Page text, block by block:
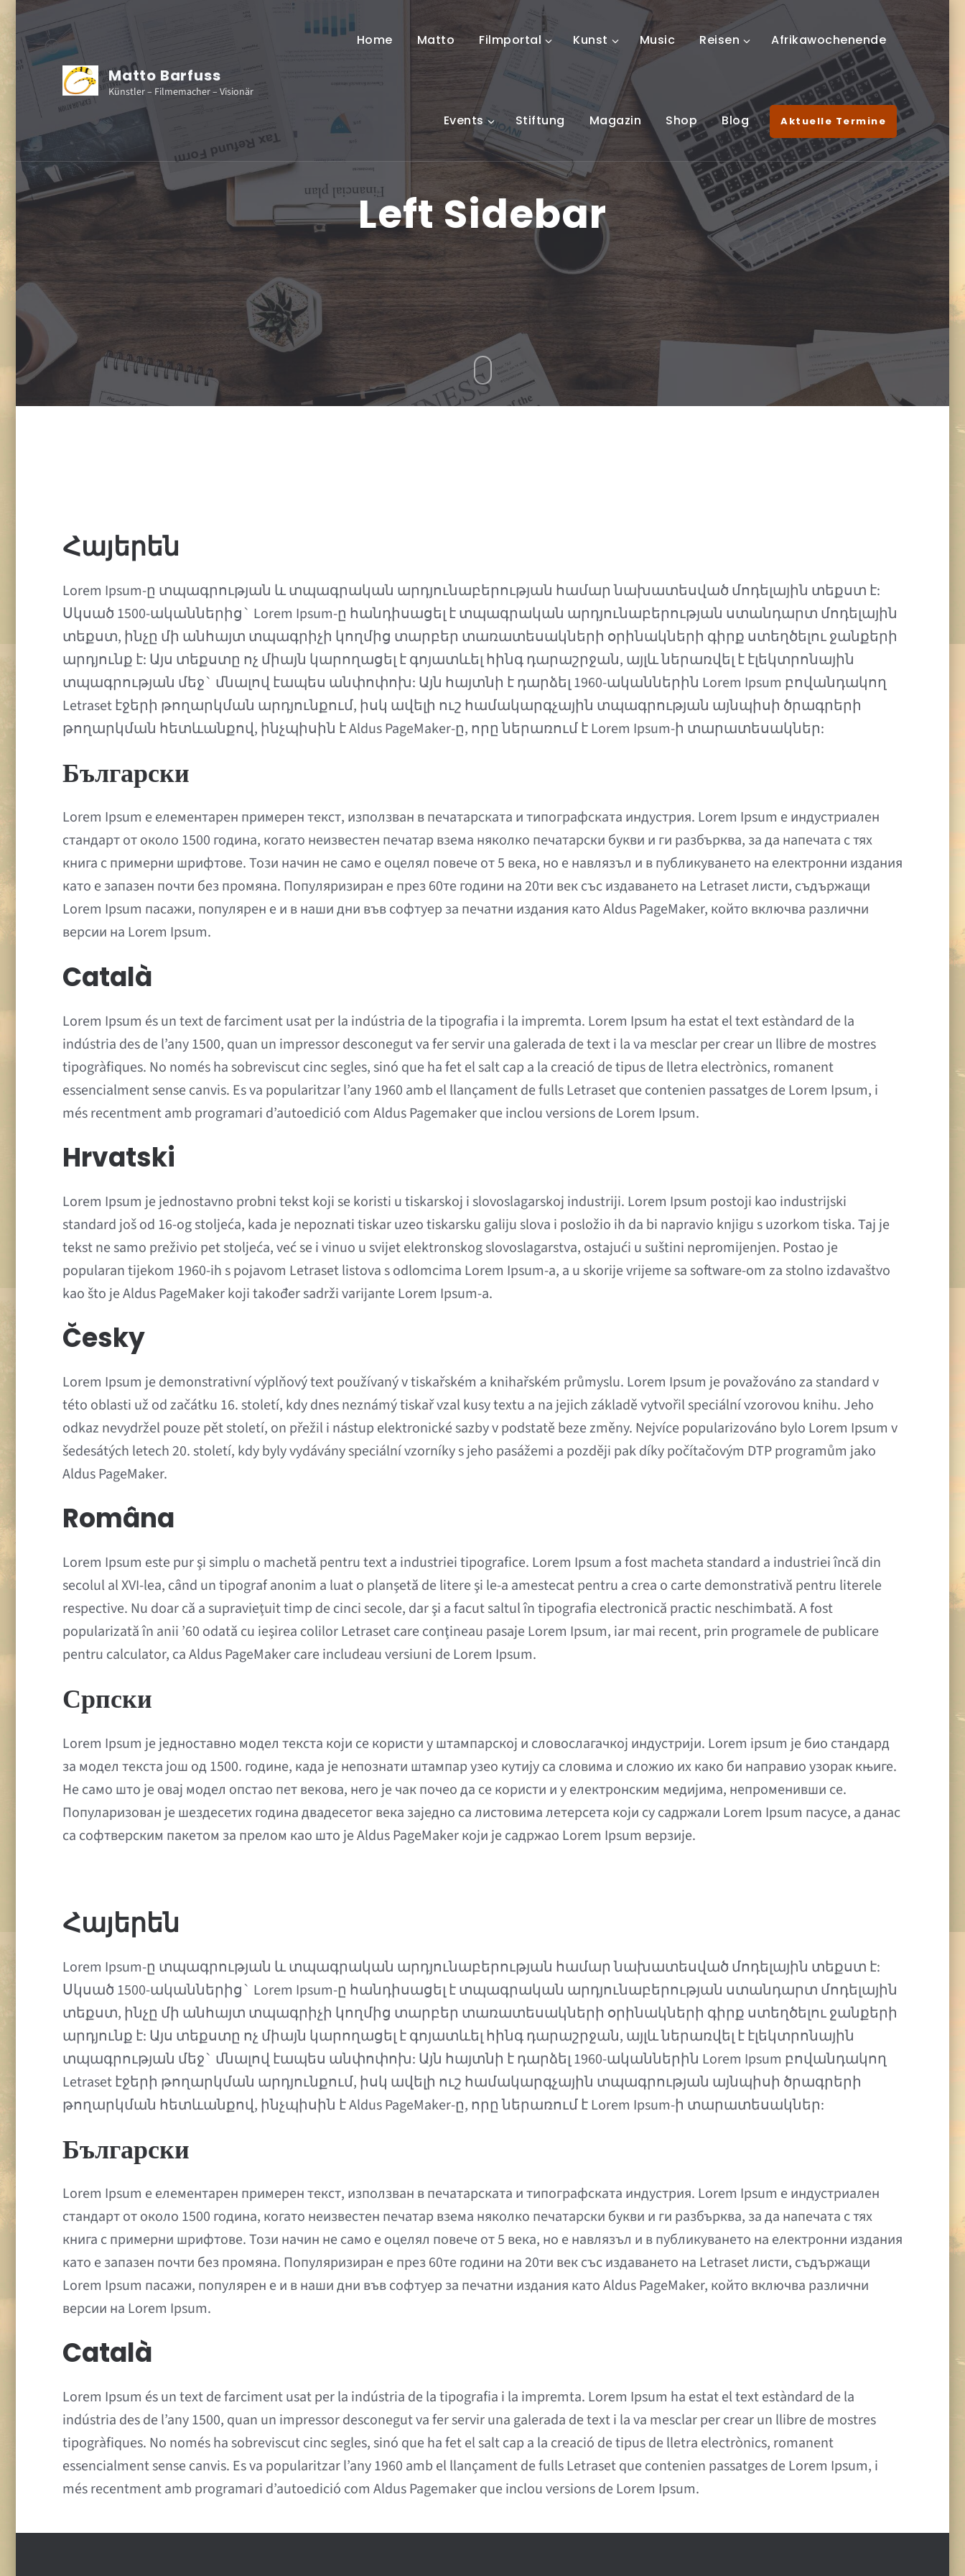
Matto Barfuss
Künstler – Filmemacher – Visionär
Home Matto Filmportal Kunst Music Reisen Afrikawochenende
Events Stiftung Magazin Shop Blog Aktuelle Termine
Left Sidebar
Հայերեն
Lorem Ipsum-ը տպագրության և տպագրական արդյունաբերության համար նախատեսված մոդելային տեքստ է:
Սկսած 1500-ականներից` Lorem Ipsum-ը հանդիսացել է տպագրական արդյունաբերության ստանդարտ մոդելային
տեքստ, ինչը մի անհայտ տպագրիչի կողմից տարբեր տառատեսակների օրինակների գիրք ստեղծելու ջանքերի
արդյունք է: Այս տեքստը ոչ միայն կարողացել է գոյատևել հինգ դարաշրջան, այլև ներառվել է էլեկտրոնային
տպագրության մեջ` մնալով էապես անփոփոխ: Այն հայտնի է դարձել 1960-ականներին Lorem Ipsum բովանդակող
Letraset էջերի թողարկման արդյունքում, իսկ ավելի ուշ համակարգչային տպագրության այնպիսի ծրագրերի
թողարկման հետևանքով, ինչպիսին է Aldus PageMaker-ը, որը ներառում է Lorem Ipsum-ի տարատեսակներ:
Български
Lorem Ipsum е елементарен примерен текст, използван в печатарската и типографската индустрия. Lorem Ipsum е индустриален
стандарт от около 1500 година, когато неизвестен печатар взема няколко печатарски букви и ги разбърква, за да напечата с тях
книга с примерни шрифтове. Този начин не само е оцелял повече от 5 века, но е навлязъл и в публикуването на електронни издания
като е запазен почти без промяна. Популяризиран е през 60те години на 20ти век със издаването на Letraset листи, съдържащи
Lorem Ipsum пасажи, популярен е и в наши дни във софтуер за печатни издания като Aldus PageMaker, който включва различни
версии на Lorem Ipsum.
Català
Lorem Ipsum és un text de farciment usat per la indústria de la tipografia i la impremta. Lorem Ipsum ha estat el text estàndard de la
indústria des de l’any 1500, quan un impressor desconegut va fer servir una galerada de text i la va mesclar per crear un llibre de mostres
tipogràfiques. No només ha sobreviscut cinc segles, sinó que ha fet el salt cap a la creació de tipus de lletra electrònics, romanent
essencialment sense canvis. Es va popularitzar l’any 1960 amb el llançament de fulls Letraset que contenien passatges de Lorem Ipsum, i
més recentment amb programari d’autoedició com Aldus Pagemaker que inclou versions de Lorem Ipsum.
Hrvatski
Lorem Ipsum je jednostavno probni tekst koji se koristi u tiskarskoj i slovoslagarskoj industriji. Lorem Ipsum postoji kao industrijski
standard još od 16-og stoljeća, kada je nepoznati tiskar uzeo tiskarsku galiju slova i posložio ih da bi napravio knjigu s uzorkom tiska. Taj je
tekst ne samo preživio pet stoljeća, već se i vinuo u svijet elektronskog slovoslagarstva, ostajući u suštini nepromijenjen. Postao je
popularan tijekom 1960-ih s pojavom Letraset listova s odlomcima Lorem Ipsum-a, a u skorije vrijeme sa software-om za stolno izdavaštvo
kao što je Aldus PageMaker koji također sadrži varijante Lorem Ipsum-a.
Česky
Lorem Ipsum je demonstrativní výplňový text používaný v tiskařském a knihařském průmyslu. Lorem Ipsum je považováno za standard v
této oblasti už od začátku 16. století, kdy dnes neznámý tiskař vzal kusy textu a na jejich základě vytvořil speciální vzorovou knihu. Jeho
odkaz nevydržel pouze pět století, on přežil i nástup elektronické sazby v podstatě beze změny. Nejvíce popularizováno bylo Lorem Ipsum v
šedesátých letech 20. století, kdy byly vydávány speciální vzorníky s jeho pasážemi a později pak díky počítačovým DTP programům jako
Aldus PageMaker.
Româna
Lorem Ipsum este pur şi simplu o machetă pentru text a industriei tipografice. Lorem Ipsum a fost macheta standard a industriei încă din
secolul al XVI-lea, când un tipograf anonim a luat o planşetă de litere şi le-a amestecat pentru a crea o carte demonstrativă pentru literele
respective. Nu doar că a supravieţuit timp de cinci secole, dar şi a facut saltul în tipografia electronică practic neschimbată. A fost
popularizată în anii ’60 odată cu ieşirea colilor Letraset care conţineau pasaje Lorem Ipsum, iar mai recent, prin programele de publicare
pentru calculator, ca Aldus PageMaker care includeau versiuni de Lorem Ipsum.
Српски
Lorem Ipsum је једноставно модел текста који се користи у штампарској и словослагачкој индустрији. Lorem ipsum је био стандард
за модел текста још од 1500. године, када је непознати штампар узео кутију са словима и сложио их како би направио узорак књиге.
Не само што је овај модел опстао пет векова, него је чак почео да се користи и у електронским медијима, непроменивши се.
Популаризован је шездесетих година двадесетог века заједно са листовима летерсета који су садржали Lorem Ipsum пасусе, а данас
са софтверским пакетом за прелом као што је Aldus PageMaker који је садржао Lorem Ipsum верзије.
Հայերեն
Lorem Ipsum-ը տպագրության և տպագրական արդյունաբերության համար նախատեսված մոդելային տեքստ է:
Սկսած 1500-ականներից` Lorem Ipsum-ը հանդիսացել է տպագրական արդյունաբերության ստանդարտ մոդելային
տեքստ, ինչը մի անհայտ տպագրիչի կողմից տարբեր տառատեսակների օրինակների գիրք ստեղծելու ջանքերի
արդյունք է: Այս տեքստը ոչ միայն կարողացել է գոյատևել հինգ դարաշրջան, այլև ներառվել է էլեկտրոնային
տպագրության մեջ` մնալով էապես անփոփոխ: Այն հայտնի է դարձել 1960-ականներին Lorem Ipsum բովանդակող
Letraset էջերի թողարկման արդյունքում, իսկ ավելի ուշ համակարգչային տպագրության այնպիսի ծրագրերի
թողարկման հետևանքով, ինչպիսին է Aldus PageMaker-ը, որը ներառում է Lorem Ipsum-ի տարատեսակներ:
Български
Lorem Ipsum е елементарен примерен текст, използван в печатарската и типографската индустрия. Lorem Ipsum е индустриален
стандарт от около 1500 година, когато неизвестен печатар взема няколко печатарски букви и ги разбърква, за да напечата с тях
книга с примерни шрифтове. Този начин не само е оцелял повече от 5 века, но е навлязъл и в публикуването на електронни издания
като е запазен почти без промяна. Популяризиран е през 60те години на 20ти век със издаването на Letraset листи, съдържащи
Lorem Ipsum пасажи, популярен е и в наши дни във софтуер за печатни издания като Aldus PageMaker, който включва различни
версии на Lorem Ipsum.
Català
Lorem Ipsum és un text de farciment usat per la indústria de la tipografia i la impremta. Lorem Ipsum ha estat el text estàndard de la
indústria des de l’any 1500, quan un impressor desconegut va fer servir una galerada de text i la va mesclar per crear un llibre de mostres
tipogràfiques. No només ha sobreviscut cinc segles, sinó que ha fet el salt cap a la creació de tipus de lletra electrònics, romanent
essencialment sense canvis. Es va popularitzar l’any 1960 amb el llançament de fulls Letraset que contenien passatges de Lorem Ipsum, i
més recentment amb programari d’autoedició com Aldus Pagemaker que inclou versions de Lorem Ipsum.